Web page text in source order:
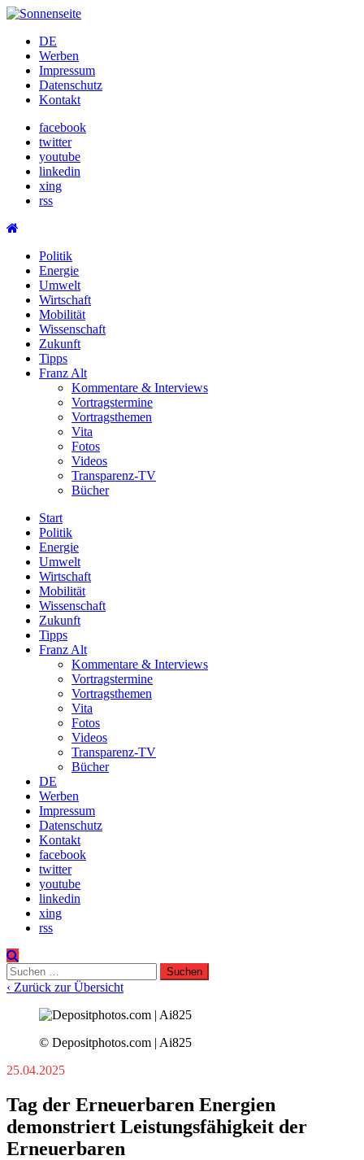
Skip
contentDE
Werben
Impressum
Datenschutz
Kontakt
facebook
twitter
youtube
linkedin
xing
rss
Politik
Energie
Umwelt
Wirtschaft
Mobilität
Wissenschaft
Zukunft
Tipps
Franz Alt
Kommentare & Interviews
Vortragstermine
Vortragsthemen
Vita
Fotos
Videos
Transparenz-TV
Bücher
Start
Politik
Energie
Umwelt
Wirtschaft
Mobilität
Wissenschaft
Zukunft
Tipps
Franz Alt
Kommentare & Interviews
Vortragstermine
Vortragsthemen
Vita
Fotos
Videos
Transparenz-TV
Bücher
DE
Werben
Impressum
Datenschutz
Kontakt
facebook
twitter
youtube
linkedin
xing
rss
Suchen
nach:
‹ Zurück zur Übersicht
© Depositphotos.com | Ai825
25.04.2025
Tag der Erneuerbaren Energien
demonstriert Leistungsfähigkeit der
Erneuerbaren